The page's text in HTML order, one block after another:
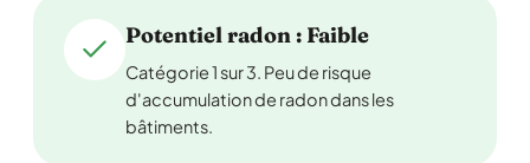
Potentiel radon : Faible
Catégorie 1 sur 3. Peu de risque
d'accumulation de radon dans les
bâtiments.